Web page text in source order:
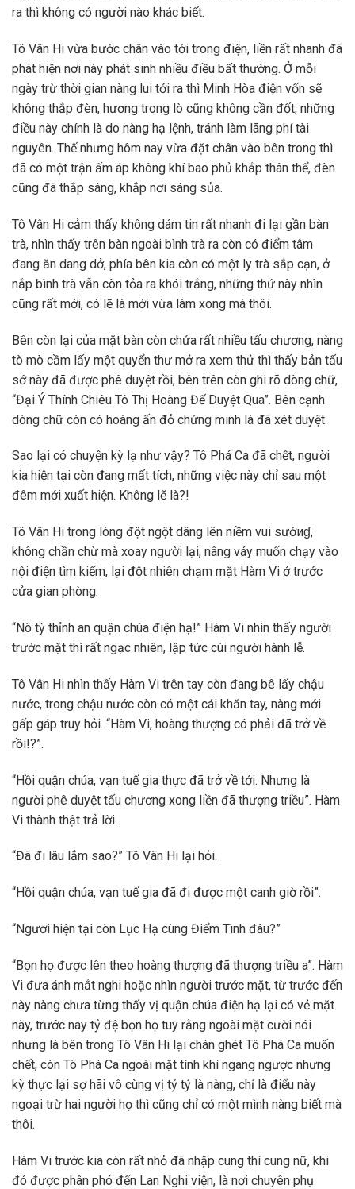
ra thì không có người nào khác biết.
Tô Vân Hi vừa bước chân vào tới trong điện, liền rất nhanh đã
phát hiện nơi này phát sinh nhiều điều bất thường. Ở mỗi
ngày trừ thời gian nàng lui tới ra thì Minh Hòa điện vốn sẽ
không thắp đèn, hương trong lò cũng không cần đốt, những
điều này chính là do nàng hạ lệnh, tránh làm lãng phí tài
nguyên. Thế nhưng hôm nay vừa đặt chân vào bên trong thì
đã có một trận ấm áp không khí bao phủ khắp thân thể, đèn
cũng đã thắp sáng, khắp nơi sáng sủa.
Tô Vân Hi cảm thấy không dám tin rất nhanh đi lại gần bàn
trà, nhìn thấy trên bàn ngoài bình trà ra còn có điểm tâm
đang ăn dang dở, phía bên kia còn có một ly trà sắp cạn, ở
nắp bình trà vẫn còn tỏa ra khói trắng, những thứ này nhìn
cũng rất mới, có lẽ là mới vừa làm xong mà thôi.
Bên còn lại của mặt bàn còn chứa rất nhiều tấu chương, nàng
tò mò cầm lấy một quyển thư mở ra xem thử thì thấy bản tấu
sớ này đã được phê duyệt rồi, bên trên còn ghi rõ dòng chữ,
“Đại Ý Thính Chiêu Tô Thị Hoàng Đế Duyệt Qua”. Bên cạnh
dòng chữ còn có hoàng ấn đỏ chứng minh là đã xét duyệt.
Sao lại có chuyện kỳ lạ như vậy? Tô Phá Ca đã chết, người
kia hiện tại còn đang mất tích, những việc này chỉ sau một
đêm mới xuất hiện. Không lẽ là?!
Tô Vân Hi trong lòng đột ngột dâng lên niềm vui sướиɠ,
không chần chừ mà xoay người lại, nâng váy muốn chạy vào
nội điện tìm kiếm, lại đột nhiên chạm mặt Hàm Vi ở trước
cửa gian phòng.
“Nô tỳ thỉnh an quận chúa điện hạ!” Hàm Vi nhìn thấy người
trước mặt thì rất ngạc nhiên, lập tức cúi người hành lễ.
Tô Vân Hi nhìn thấy Hàm Vi trên tay còn đang bê lấy chậu
nước, trong chậu nước còn có một cái khăn tay, nàng mới
gấp gáp truy hỏi. “Hàm Vi, hoàng thượng có phải đã trở về
rồi!?”.
“Hồi quận chúa, vạn tuế gia thực đã trở về tới. Nhưng là
người phê duyệt tấu chương xong liền đã thượng triều”. Hàm
Vi thành thật trả lời.
“Đã đi lâu lắm sao?” Tô Vân Hi lại hỏi.
“Hồi quận chúa, vạn tuế gia đã đi được một canh giờ rồi”.
“Ngươi hiện tại còn Lục Hạ cùng Điểm Tình đâu?”
“Bọn họ được lên theo hoàng thượng đã thượng triều a”. Hàm
Vi đưa ánh mắt nghi hoặc nhìn người trước mặt, từ trước đến
này nàng chưa từng thấy vị quận chúa điện hạ lại có vẻ mặt
này, trước nay tỷ đệ bọn họ tuy rằng ngoài mặt cười nói
nhưng là bên trong Tô Vân Hi lại chán ghét Tô Phá Ca muốn
chết, còn Tô Phá Ca ngoài mặt tính khí ngang ngược nhưng
kỳ thực lại sợ hãi vô cùng vị tỷ tỷ là nàng, chỉ là điểu này
ngoại trừ hai người họ thì cũng chỉ có một mình nàng biết mà
thôi.
Hàm Vi trước kia còn rất nhỏ đã nhập cung thí cung nữ, khi
đó được phân phó đến Lan Nghi viện, là nơi chuyên phụ